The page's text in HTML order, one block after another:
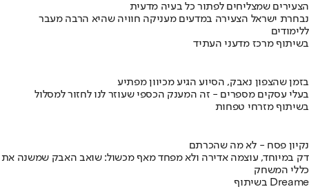
הצעירים שמצליחים לפתור כל בעיה מדעית
נבחרת ישראל הצעירה במדעים מעניקה חוויה שהיא הרבה מעבר
ללימודים
בשיתוף מרכז מדעני העתיד
בזמן שהצפון נאבק, הסיוע הגיע מכיוון מפתיע
בעלי עסקים מספרים - זה המענק הכספי שעוזר לנו לחזור למסלול
בשיתוף מזרחי טפחות
נקיון פסח - לא מה שהכרתם
דק במיוחד, עוצמה אדירה ולא מפחד מאף מכשול: שואב האבק שמשנה את
כללי המשחק
בשיתוף Dreame